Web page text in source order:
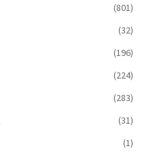
(801)
(32)
(196)
(224)
(283)
(31)
(1)